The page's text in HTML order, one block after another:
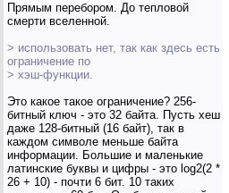
Прямым перебором. До тепловой
смерти вселенной.
> использовать нет, так как здесь есть
ограничение по
> хэш-функции.
Это какое такое ограничение? 256-
битный ключ - это 32 байта. Пусть хеш
даже 128-битный (16 байт), так в
каждом символе меньше байта
информации. Большие и маленькие
латинские буквы и цифры - это log2(2 *
26 + 10) - почти 6 бит. 10 таких